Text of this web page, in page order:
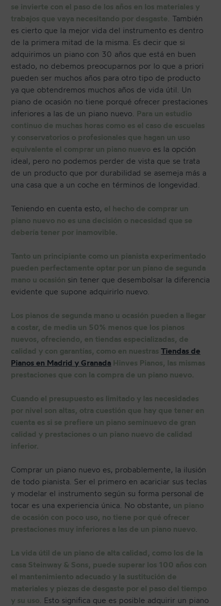
se invierte con el paso de los años en los materiales y
trabajos que vaya necesitando por desgaste . También
es cierto que la mejor vida del instrumento es dentro
de la primera mitad de la misma. Es decir que si
adquirimos un piano con 30 años que está en buen
estado, no debemos preocuparnos por lo que a priori
pueden ser muchos años para otro tipo de producto
ya que obtendremos muchos años de vida útil. Un
piano de ocasión no tiene porqué ofrecer prestaciones
inferiores a las de un piano nuevo. Para un estudio
continuo de muchas horas como es el caso de escuelas
y conservatorios o profesionales que hagan un uso
equivalente el comprar un piano nuevo es la opción
ideal, pero no podemos perder de vista que se trata
de un producto que por durabilidad se asemeja más a
una casa que a un coche en términos de longevidad.
Teniendo en cuenta esto, el hecho de comprar un
piano nuevo no es una decisión o necesidad que se
debería tener por inamovible.
Tanto un principiante como un pianista experimentado
pueden perfectamente optar por un piano de segunda
mano u ocasión sin tener que desembolsar la diferencia
evidente que supone adquirirlo nuevo.
Los pianos de segunda mano u ocasión pueden a llegar
a costar, de media un 50% menos que los pianos
nuevos, ofreciendo, en tiendas especializadas, de
calidad y con garantías, como en nuestrasTiendas de
Pianos en Madrid y Granada Hinves Pianos, las mismas
prestaciones que con la compra de un piano nuevo.
Cuando el presupuesto es limitado y las necesidades
por nivel son altas, otra cuestión que hay que tener en
cuenta es si se prefiere un piano seminuevo de gran
calidad y prestaciones o un piano nuevo de calidad
inferior.
Comprar un piano nuevo es, probablemente, la ilusión
de todo pianista. Ser el primero en acariciar sus teclas
y modelar el instrumento según su forma personal de
tocar es una experiencia única. No obstante, un piano
de ocasión con poco uso, no tiene por qué ofrecer
prestaciones muy inferiores a las de un piano nuevo
La vida útil de un piano de alta calidad, como los de la
casa Steinway & Sons, puede superar los 100 años con
el mantenimiento adecuado y la sustitución de
materiales y piezas de desgaste por el paso del tiempo
y su uso . Esto significa que es posible adquirir un piano